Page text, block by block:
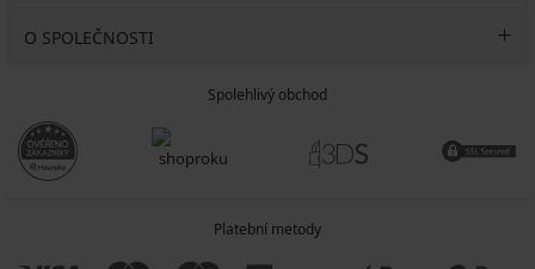
O SPOLEČNOSTI
Spolehlivý obchod
Platební metody